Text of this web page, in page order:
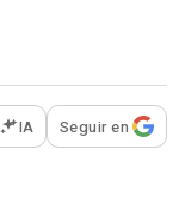
opciones para
IA Seguir en